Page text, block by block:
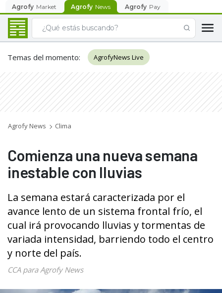
Agrofy Market Agrofy News Agrofy Pay
Temas del momento: AgrofyNews Live
Agrofy News Clima
Comienza una nueva semana
inestable con lluvias
La semana estará caracterizada por el
avance lento de un sistema frontal frío, el
cual irá provocando lluvias y tormentas de
variada intensidad, barriendo todo el centro
y norte del país.
CCA para Agrofy News